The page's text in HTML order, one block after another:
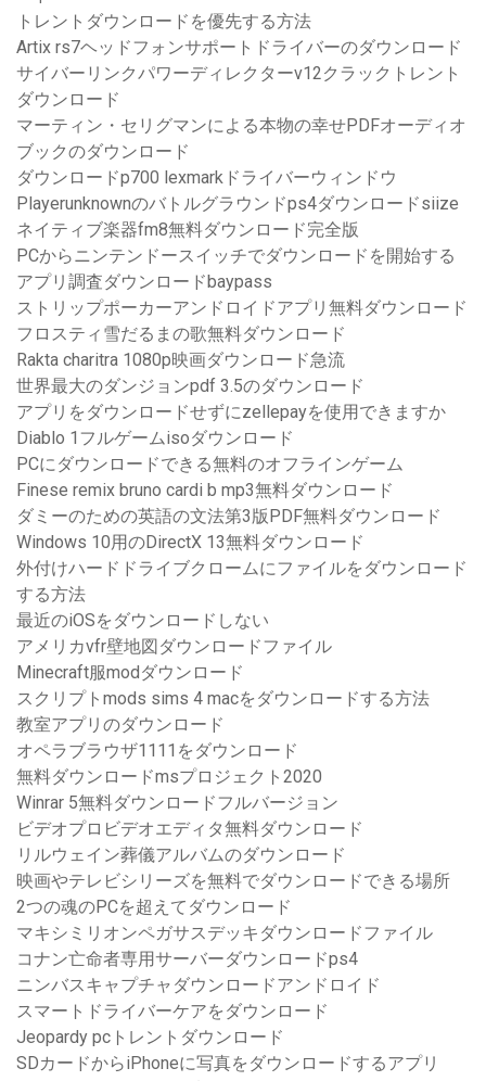
トレントダウンロードを優先する方法
Artix rs7ヘッドフォンサポートドライバーのダウンロード
サイバーリンクパワーディレクターv12クラックトレント
ダウンロード
マーティン・セリグマンによる本物の幸せPDFオーディオ
ブックのダウンロード
ダウンロードp700 lexmarkドライバーウィンドウ
Playerunknownのバトルグラウンドps4ダウンロードsiize
ネイティブ楽器fm8無料ダウンロード完全版
PCからニンテンドースイッチでダウンロードを開始する
アプリ調査ダウンロードbaypass
ストリップポーカーアンドロイドアプリ無料ダウンロード
フロスティ雪だるまの歌無料ダウンロード
Rakta charitra 1080p映画ダウンロード急流
世界最大のダンジョンpdf 3.5のダウンロード
アプリをダウンロードせずにzellepayを使用できますか
Diablo 1フルゲームisoダウンロード
PCにダウンロードできる無料のオフラインゲーム
Finese remix bruno cardi b mp3無料ダウンロード
ダミーのための英語の文法第3版PDF無料ダウンロード
Windows 10用のDirectX 13無料ダウンロード
外付けハードドライブクロームにファイルをダウンロード
する方法
最近のiOSをダウンロードしない
アメリカvfr壁地図ダウンロードファイル
Minecraft服modダウンロード
スクリプトmods sims 4 macをダウンロードする方法
教室アプリのダウンロード
オペラブラウザ1111をダウンロード
無料ダウンロードmsプロジェクト2020
Winrar 5無料ダウンロードフルバージョン
ビデオプロビデオエディタ無料ダウンロード
リルウェイン葬儀アルバムのダウンロード
映画やテレビシリーズを無料でダウンロードできる場所
2つの魂のPCを超えてダウンロード
マキシミリオンペガサスデッキダウンロードファイル
コナン亡命者専用サーバーダウンロードps4
ニンバスキャプチャダウンロードアンドロイド
スマートドライバーケアをダウンロード
Jeopardy pcトレントダウンロード
SDカードからiPhoneに写真をダウンロードするアプリ